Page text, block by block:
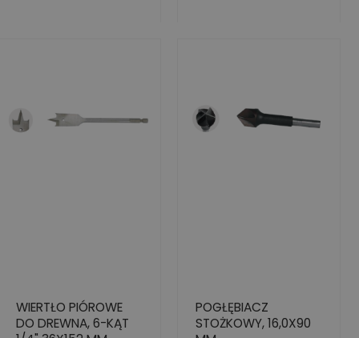
WIERTŁO PIÓROWE
DO DREWNA, 6-KĄT
POGŁĘBIACZ
STOŻKOWY, 16,0X90